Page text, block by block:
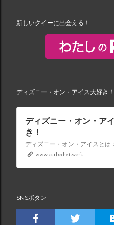
新しいクイーに出会える！
ディズニー・オン・アイス大好き！
ディズニー・オン・ア
き！
www.carbodiet.work
SNSボタン